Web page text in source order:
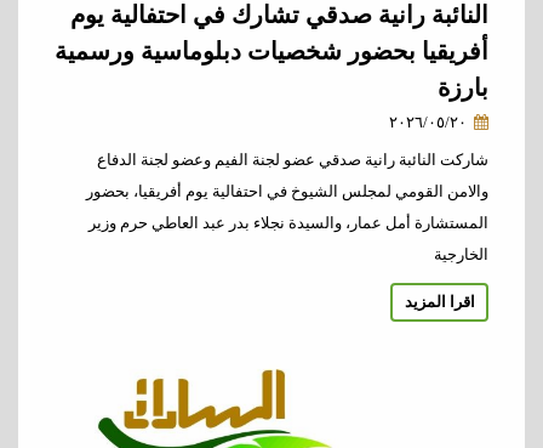
النائبة رانية صدقي تشارك في احتفالية يوم
أفريقيا بحضور شخصيات دبلوماسية ورسمية
بارزة
شاركت النائبة رانية صدقي عضو لجنة الفيم وعضو لجنة الدفاع
والامن القومي لمجلس الشيوخ في احتفالية يوم أفريقيا، بحضور
المستشارة أمل عمار، والسيدة نجلاء بدر عبد العاطي حرم وزير
الخارجية
اقرا المزيد